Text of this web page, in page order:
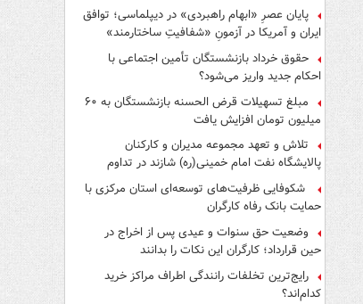
پایان عصرِ «ابهام راهبردی» در دیپلماسی؛ توافق
ایران و آمریکا در آزمونِ «شفافیتِ ساختارمند»
حقوق خرداد بازنشستگان تأمین اجتماعی با
احکام جدید واریز می‌شود؟
مبلغ تسهیلات قرض الحسنه بازنشستگان به ۶۰
میلیون تومان افزایش یافت
تلاش و تعهد مجموعه مدیران و کارکنان
پالایشگاه نفت امام خمینی(ره) شازند در تداوم
تولید در ایام جنگ رمضان، شایسته قدردانی است
شکوفایی ظرفیت‌های توسعه‌ای استان مرکزی با
حمایت بانک رفاه کارگران
وضعیت حق سنوات و عیدی پس از اخراج در
حین قرارداد؛ کارگران این نکات را بدانند
رایج‌ترین تخلفات رانندگی اطراف مراکز خرید
کدام‌اند؟